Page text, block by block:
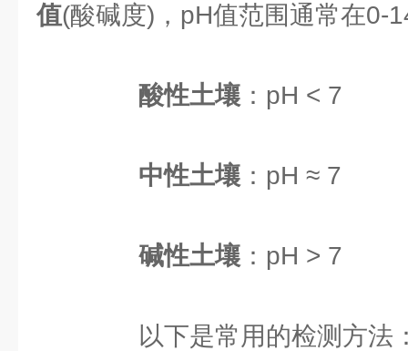
值(酸碱度)，pH值范围通常在0-
酸性土壤 ：pH < 7
中性土壤 ：pH ≈ 7
碱性土壤 ：pH > 7
以下是常用的检测方法